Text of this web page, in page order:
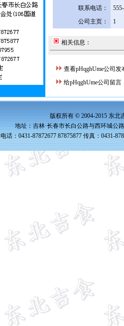
联系电话：
公司主页：
1
相关信息：
查看pHqghUme公司发
给pHqghUme公司留言
版权所有 © 2004-2015 东北
地址：吉林·长春市长白公路与西环城公
电话：0431-87872677 87875877 传真：0431-